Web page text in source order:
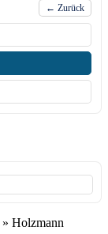
← Zurück
» Holzmann